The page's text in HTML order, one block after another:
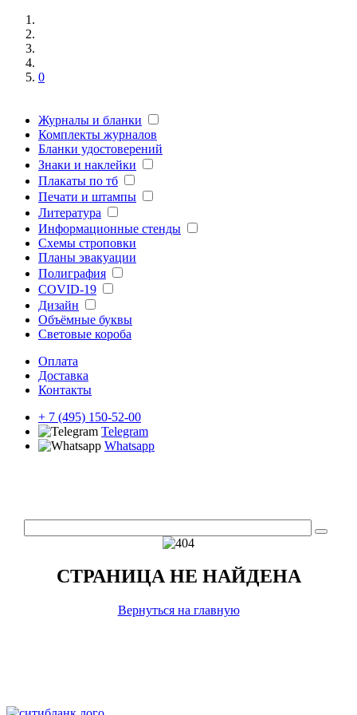
0
Журналы и бланки
Комплекты журналов
Бланки удостоверений
Знаки и наклейки
Плакаты по тб
Печати и штампы
Литература
Информационные стенды
Схемы строповки
Планы эвакуации
Полиграфия
COVID-19
Дизайн
Объёмные буквы
Световые короба
Оплата
Доставка
Контакты
+ 7 (495) 150-52-00
Telegram
Whatsapp
СТРАНИЦА НЕ НАЙДЕНА
Вернуться на главную